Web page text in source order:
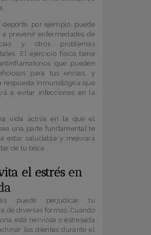
deporte, por ejemplo, puede
a prevenir enfermedades de
y otros problemas
El ejercicio físico tiene
que pueden
para tus encias, y
respuesta inmunológica que
a evitar infecciones en la
vida activa en la que el
una parte fundamental te
estar saludable y mejorará
de tu boca.
el estrésen
puede perjudicar tu
de diversas formas. Cuando
está nerviosa o estresada
los dientes durante el